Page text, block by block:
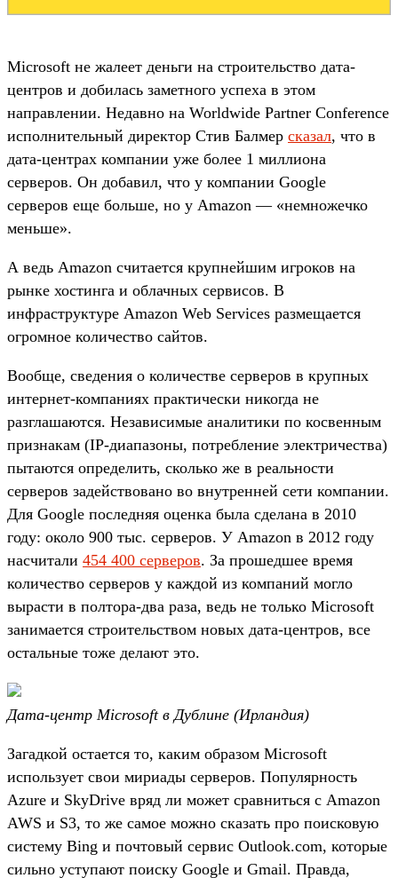
Microsoft не жалеет деньги на строительство дата-
центров и добилась заметного успеха в этом
направлении. Недавно на Worldwide Partner Conference
исполнительный директор Стив Балмер сказал, что в
дата-центрах компании уже более 1 миллиона
серверов. Он добавил, что у компании Google
серверов еще больше, но у Amazon — «немножечко
меньше».
А ведь Amazon считается крупнейшим игроков на
рынке хостинга и облачных сервисов. В
инфраструктуре Amazon Web Services размещается
огромное количество сайтов.
Вообще, сведения о количестве серверов в крупных
интернет-компаниях практически никогда не
разглашаются. Независимые аналитики по косвенным
признакам (IP-диапазоны, потребление электричества)
пытаются определить, сколько же в реальности
серверов задействовано во внутренней сети компании.
Для Google последняя оценка была сделана в 2010
году: около 900 тыс. серверов. У Amazon в 2012 году
насчитали 454 400 серверов. За прошедшее время
количество серверов у каждой из компаний могло
вырасти в полтора-два раза, ведь не только Microsoft
занимается строительством новых дата-центров, все
остальные тоже делают это.
Дата-центр Microsoft в Дублине (Ирландия)
Загадкой остается то, каким образом Microsoft
использует свои мириады серверов. Популярность
Azure и SkyDrive вряд ли может сравниться с Amazon
AWS и S3, то же самое можно сказать про поисковую
систему Bing и почтовый сервис Outlook.com, которые
сильно уступают поиску Google и Gmail. Правда,